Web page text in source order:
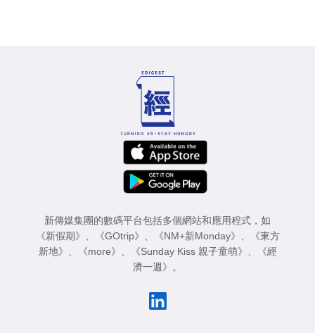
新傳媒集團的數碼平台包括多個網站和應用程式，如
《新假期》
《GOtrip》 《NM+新Monday》
《東方
新地》
《more》 《Sunday Kiss 親子童萌》
《經
濟一週》
。